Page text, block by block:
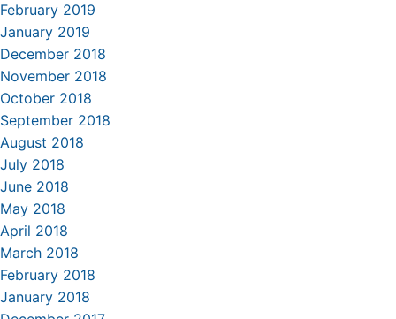
February 2019
January 2019
December 2018
November 2018
October 2018
September 2018
August 2018
July 2018
June 2018
May 2018
April 2018
March 2018
February 2018
January 2018